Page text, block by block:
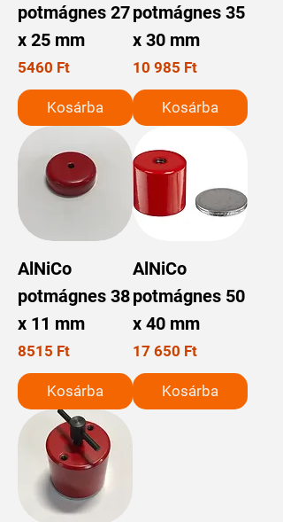
potmágnes 27
x 25 mm
Ár
5460 Ft
Kosárba
potmágnes 35
x 30 mm
Ár
10 985 Ft
Kosárba
AlNiCo
potmágnes 38
x 11 mm
Ár
8515 Ft
Kosárba
AlNiCo
potmágnes 50
x 40 mm
Ár
17 650 Ft
Kosárba